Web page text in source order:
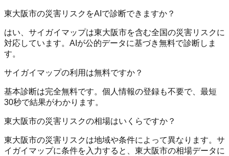
東大阪市の災害リスクをAIで診断できますか？
はい、サイガイマップは東大阪市を含む全国の災害リスクに
対応しています。AIが公的データに基づき無料で診断しま
す。
サイガイマップの利用は無料ですか？
基本診断は完全無料です。個人情報の登録も不要で、最短
30秒で結果がわかります。
東大阪市の災害リスクの相場はいくらですか？
東大阪市の災害リスクは地域や条件によって異なります。サ
イガイマップに条件を入力すると、東大阪市の相場データに